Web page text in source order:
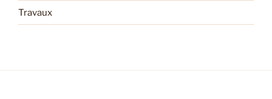
Travaux